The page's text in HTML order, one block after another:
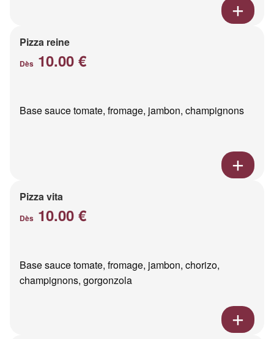
Pizza reine
Dès 10.00 €
Base sauce tomate, fromage, jambon, champignons
Pizza vita
Dès 10.00 €
Base sauce tomate, fromage, jambon, chorizo,
champignons, gorgonzola